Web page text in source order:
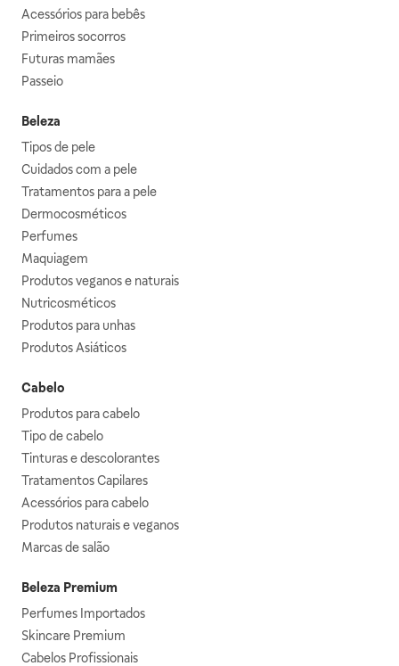
Acessórios para bebês
Primeiros socorros
Futuras mamães
Passeio
Beleza
Tipos de pele
Cuidados com a pele
Tratamentos para a pele
Dermocosméticos
Perfumes
Maquiagem
Produtos veganos e naturais
Nutricosméticos
Produtos para unhas
Produtos Asiáticos
Cabelo
Produtos para cabelo
Tipo de cabelo
Tinturas e descolorantes
Tratamentos Capilares
Acessórios para cabelo
Produtos naturais e veganos
Marcas de salão
Beleza Premium
Perfumes Importados
Skincare Premium
Cabelos Profissionais